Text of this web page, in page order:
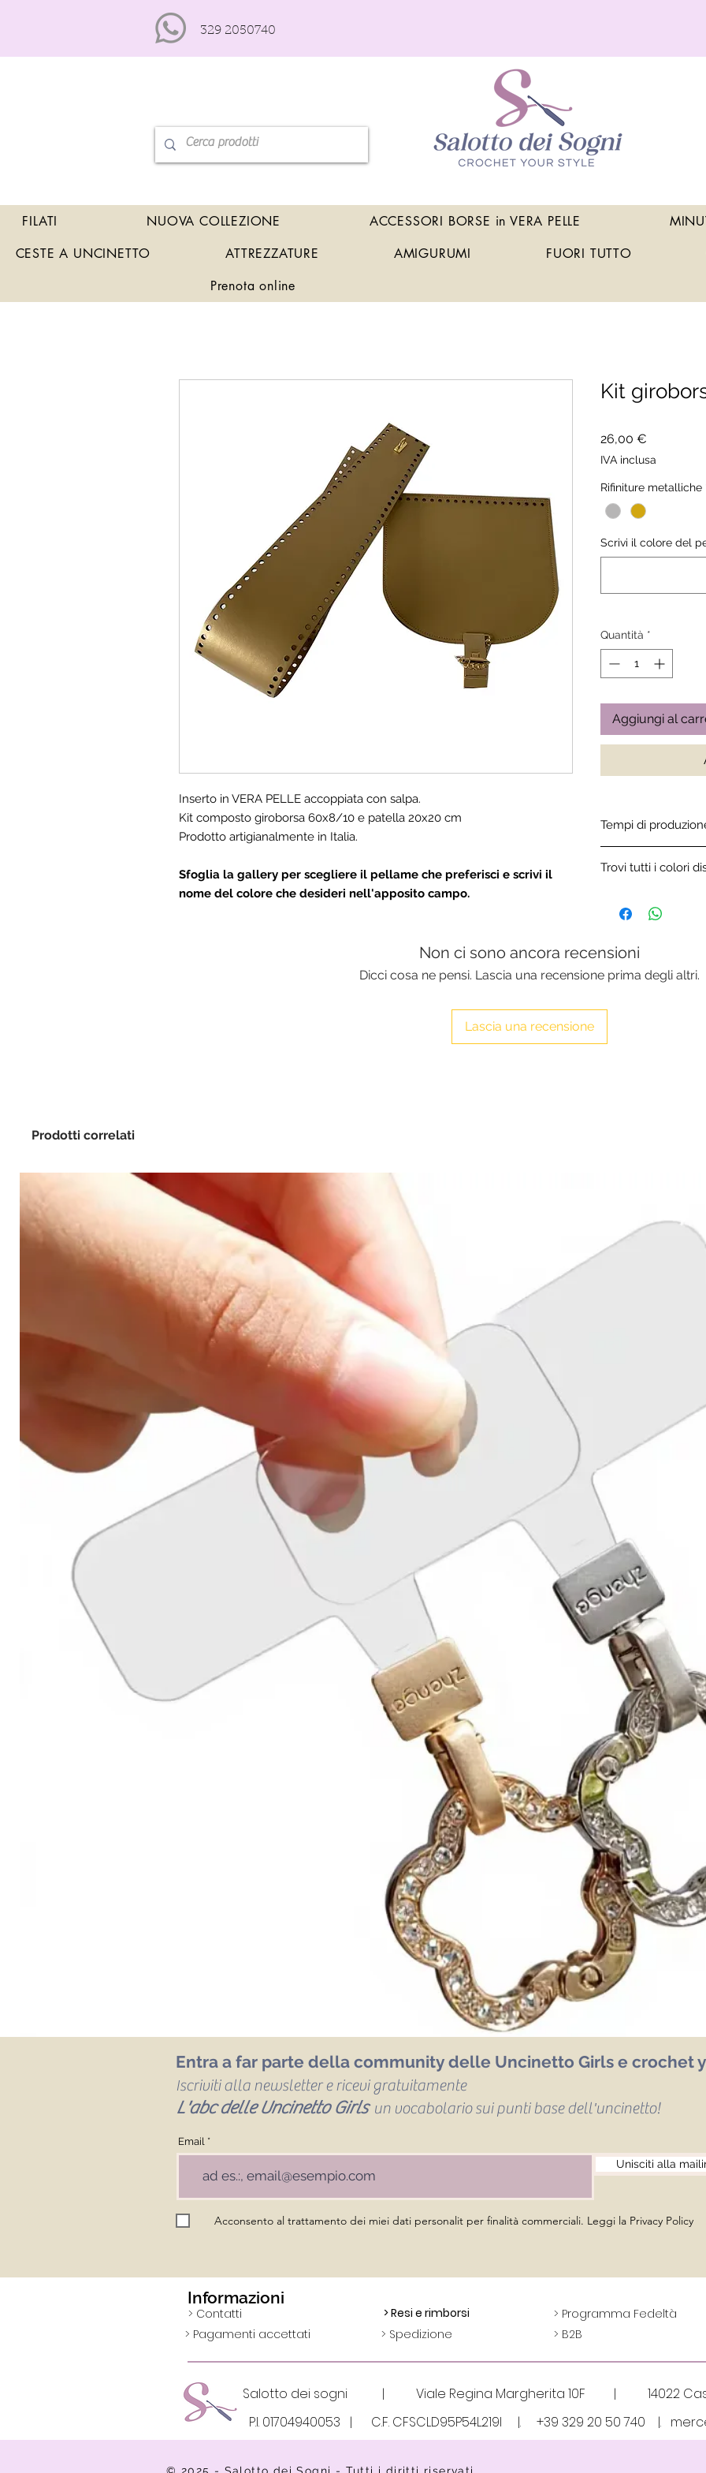
329 2050740
Inserto in VERA PELLE accoppiata con salpa.
Kit composto giroborsa 60x8/10 e patella 20x20 cm
Prodotto artigianalmente in Italia.
Sfoglia la gallery per scegliere il pellame che preferisci e scrivi il
nome del colore che desideri nell'apposito campo.
Kit
26,00 €
IVA inclusa
Rifiniture metalliche
Scrivi il colore del
Quantità *
Aggiungi al
Tempi di
artigianalmente e
Trovi tutti i colori
Clicca qui per
Non ci sono ancora recensioni
Dicci cosa ne pensi. Lascia una recensione prima degli altri.
Lascia una recensione
Prodotti correlati
Attacco catenella porta cellulare
FILATI NUOVA COLLEZIONE ACCESSORI BORSE in VERA PELLE
CESTE A UNCINETTO
ATTREZZATURE AMIGURUMI FUORI TUTTO
Prenota online
Entra a far parte della community delle Uncinetto Girls e crochet
Iscriviti alla newsletter e ricevi gratuitamente
L'abc delle Uncinetto Girls un vocabolario sui punti base dell'uncinetto!
Email
Unisciti alla
Acconsento al trattamento dei miei dati personalit per finalità commerciali. Leggi la Privacy Policy
Informazioni
> Contatti
> Pagamenti accettati
> Spedizione
> Resi e rimborsi
> Programma Fedeltà
> B2B
Salotto dei sogni | Viale Regina Margherita 10F | 14022
P.I. 01704940053 | C.F. CFSCLD95P54L219I |. +39 329 20 50 740 |.